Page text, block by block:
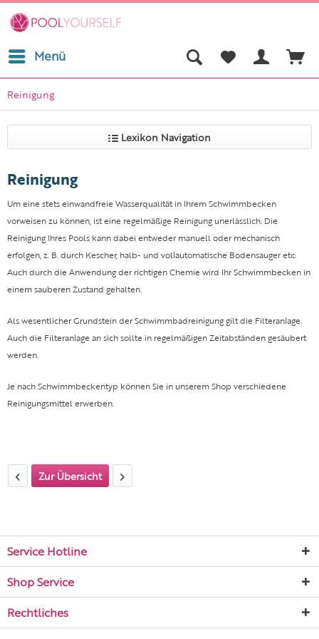
Menü
Reinigung
Lexikon Navigation
Reinigung
Um eine stets einwandfreie Wasserqualität in Ihrem Schwimmbecken
vorweisen zu können, ist eine regelmäßige Reinigung unerlässlich. Die
Reinigung Ihres Pools kann dabei entweder manuell oder mechanisch
erfolgen, z. B. durch Kescher, halb- und vollautomatische Bodensauger etc.
Auch durch die Anwendung der richtigen Chemie wird Ihr Schwimmbecken in
einem sauberen Zustand gehalten.
Als wesentlicher Grundstein der Schwimmbadreinigung gilt die Filteranlage.
Auch die Filteranlage an sich sollte in regelmäßigen Zeitabständen gesäubert
werden.
Je nach Schwimmbeckentyp können Sie in unserem Shop verschiedene
Reinigungsmittel erwerben.
Zur Übersicht
Service Hotline
Shop Service
Rechtliches